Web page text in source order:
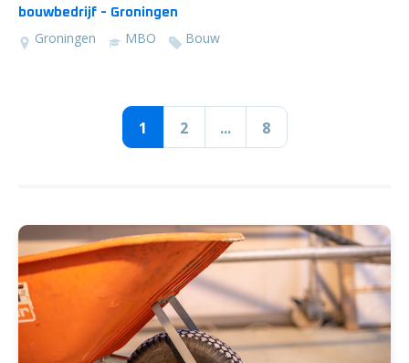
bouwbedrijf - Groningen
Groningen MBO Bouw
1 2 ... 8